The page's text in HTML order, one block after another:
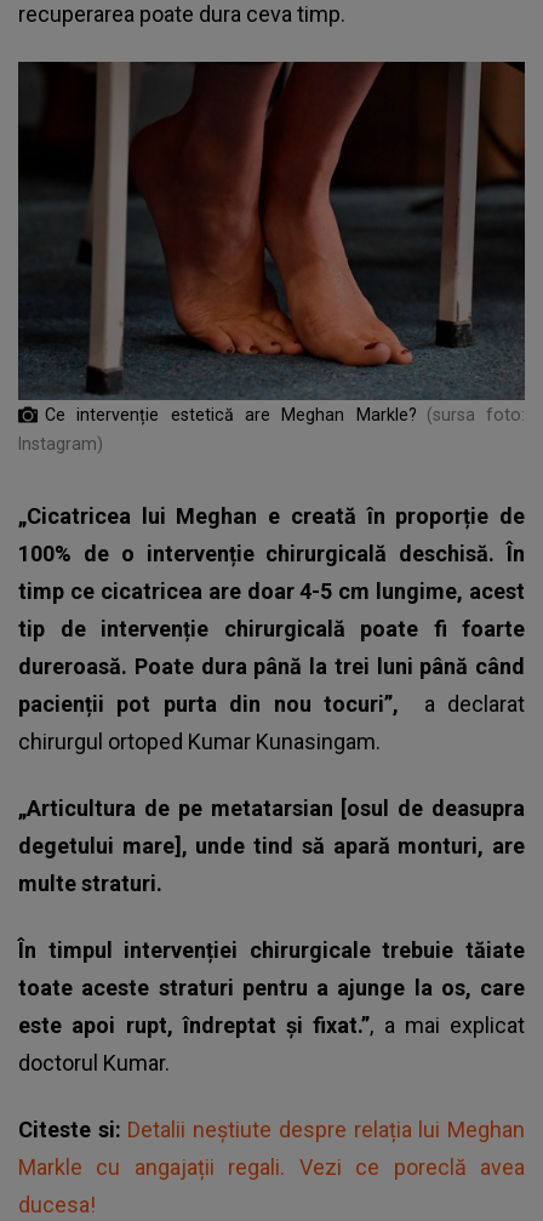
recuperarea poate dura ceva timp.
Ce intervenție estetică are Meghan Markle?
(sursa foto:
Instagram)
„Cicatricea lui Meghan e creată în proporție de
100% de o intervenție chirurgicală deschisă. În
timp ce cicatricea are doar 4-5 cm lungime, acest
tip de intervenție chirurgicală poate fi foarte
dureroasă. Poate dura până la trei luni până când
pacienții pot purta din nou tocuri”, a declarat
chirurgul ortoped Kumar Kunasingam.
„Articultura de pe metatarsian [osul de deasupra
degetului mare], unde tind să apară monturi, are
multe straturi.
În timpul intervenției chirurgicale trebuie tăiate
toate aceste straturi pentru a ajunge la os, care
este apoi rupt, îndreptat și fixat.”, a mai explicat
doctorul Kumar.
Citeste si: Detalii neștiute despre relația lui Meghan
Markle cu angajații regali. Vezi ce poreclă avea
ducesa!